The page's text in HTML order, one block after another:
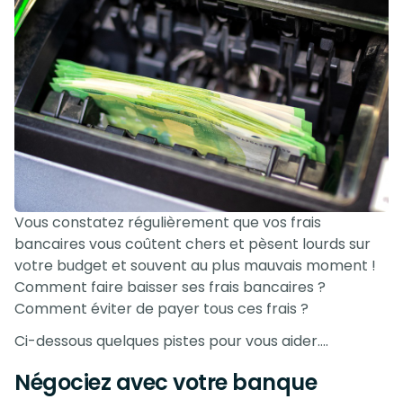
Vous constatez régulièrement que vos frais
bancaires vous coûtent chers et pèsent lourds sur
votre budget et souvent au plus mauvais moment !
Comment faire baisser ses frais bancaires ?
Comment éviter de payer tous ces frais ?
Ci-dessous quelques pistes pour vous aider….
Négociez avec votre banque